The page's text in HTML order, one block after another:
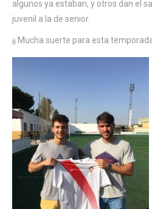
algunos ya estaban, y otros dan el
juvenil a la de senior.
¡¡ Mucha suerte para esta